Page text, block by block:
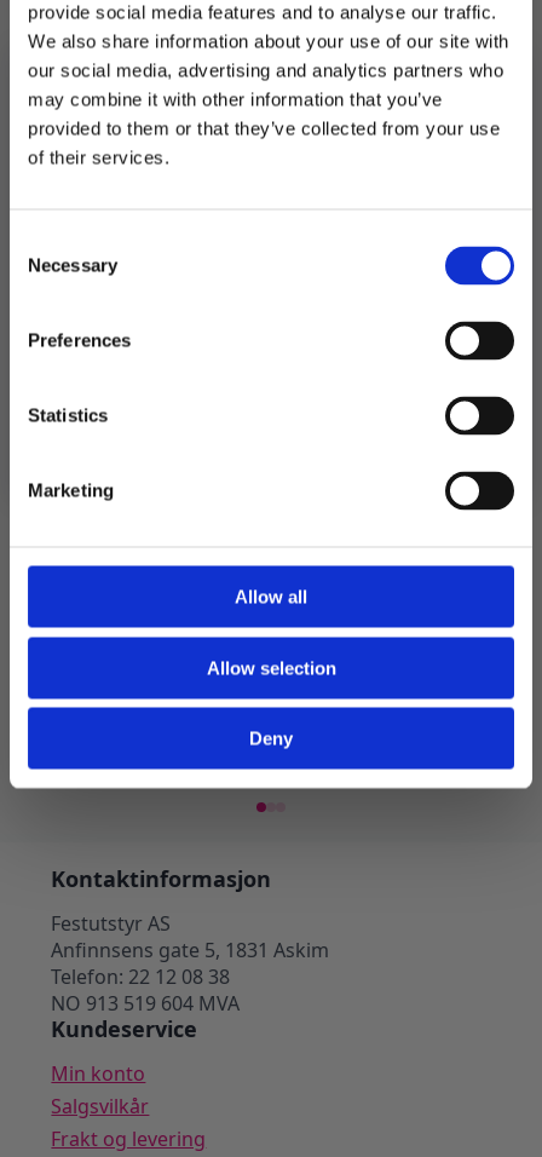
provide social media features and to analyse our traffic.
We also share information about your use of our site with
our social media, advertising and analytics partners who
may combine it with other information that you’ve
provided to them or that they’ve collected from your use
of their services.
Selection
Necessary
Preferences
Statistics
Marketing
Allow all
Allow selection
Deny
Piratkostyme,
L-
antall
LEGG I HANDLEKURV
Produktnummer:106216
Kategorier:
Herrekostyme
Kostymer
Stikkord:Halloween,Pirat
Relaterte produkter
Kostyme , Pilot kit – Svart og gull
249kr
Legg I Handlekurv
329kr
Kontaktinformasjon
Festutstyr AS
Anfinnsens gate 5, 1831 Askim
Telefon: 22 12 08 38
NO 913 519 604 MVA
Kundeservice
Min konto
Salgsvilkår
Frakt og levering